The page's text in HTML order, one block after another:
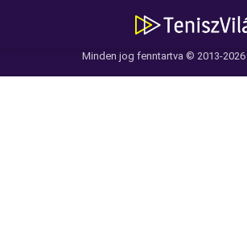
Minden jog fenntartva © 2013-2026